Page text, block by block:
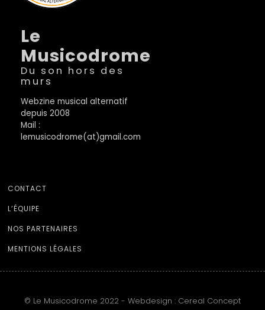
Le
Musicodrome
Du son hors des
murs
Webzine musical alternatif
depuis 2008
Mail :
lemusicodrome(at)gmail.com
CONTACT
L’ÉQUIPE
NOS PARTENAIRES
MENTIONS LÉGALES
© Le Musicodrome 2022 - Webdesign : Cereal Concept